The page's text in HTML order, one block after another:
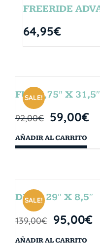
FREERIDE
64,95€
SALE!
FUN 7,75″ X 31,5″
92,00€ 59,00€
AÑADIR AL CARRITO
SALE!
DROP 29″ X 8,5″
139,00€ 95,00€
AÑADIR AL CARRITO